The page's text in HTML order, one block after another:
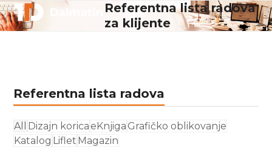
Skip
to
Open
mobile
Close
mobile
Referentna lista radova
za klijente
Referentna lista radova
All Dizajn korica eKnjiga Grafičko oblikovanje
Katalog Liflet Magazin